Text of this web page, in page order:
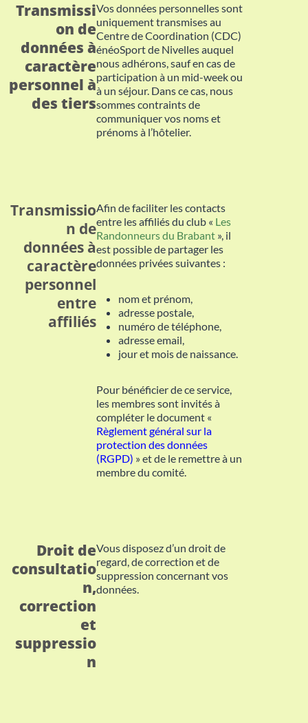
Transmissi
on de
données à
caractère
personnel à
des tiers
Vos données personnelles sont
uniquement transmises au
Centre de Coordination (CDC)
énéoSport de Nivelles auquel
nous adhérons, sauf en cas de
participation à un mid-week ou
à un séjour. Dans ce cas, nous
sommes contraints de
communiquer vos noms et
prénoms à l’hôtelier.
Transmissio
n de
données à
caractère
personnel
entre
affiliés
Afin de faciliter les contacts
entre les affiliés du club « Les
Randonneurs du Brabant», il
est possible de partager les
données privées suivantes :
nom et prénom,
adresse postale,
numéro de téléphone,
adresse email,
jour et mois de naissance.
Pour bénéficier de ce service,
les membres sont invités à
compléter le document «
Règlement général sur la
protection des données
(RGPD) » et de le remettre à un
membre du comité.
Droit de
consultatio
n,
correction
et
suppressio
n
Vous disposez d’un droit de
regard, de correction et de
suppression concernant vos
données.